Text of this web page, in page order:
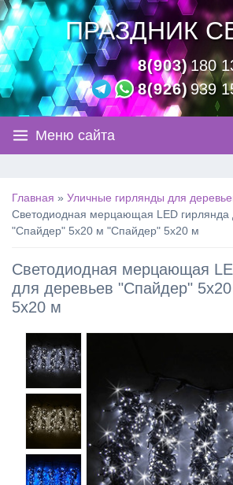
ПРАЗДНИК
8(903)180
8(926)939
Меню сайта
Главная » Уличные гирлянды для
Светодиодная мерцающая LED гирлянда
"Спайдер" 5х20 м "Спайдер" 5х20 м
Светодиодная мерцающая
для деревьев "Спайдер"
5х20 м